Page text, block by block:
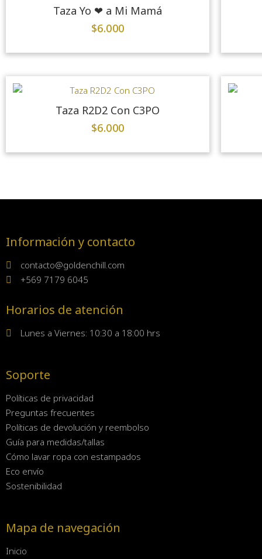
Taza Yo ❤ a Mi Mamá
$6.000
Taza R2D2 Con C3PO
$6.000
Información y contacto
contacto@goldenchill.com
+569 7179 6045
Horarios de atención
Lunes a Viernes: 10:30 a 18:00 hrs
Soporte
Políticas de privacidad
Preguntas frecuentes
Políticas de devolución y reembolso
Guía para medidas/tallas
Cómo lavar ropa con estampados
Eco envío
Sostenibilidad
Mapa de navegación
Inicio